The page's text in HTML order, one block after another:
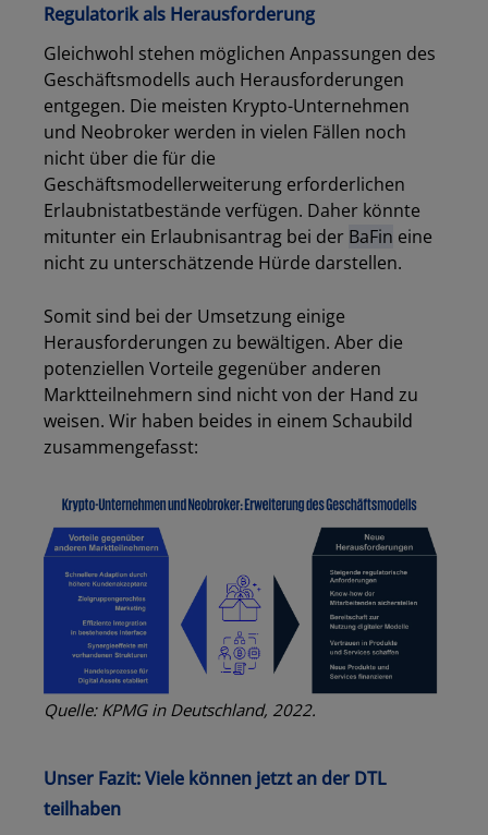
Regulatorik als Herausforderung
Gleichwohl stehen möglichen Anpassungen des
Geschäftsmodells auch Herausforderungen
entgegen. Die meisten Krypto-Unternehmen
und Neobroker werden in vielen Fällen noch
nicht über die für die
Geschäftsmodellerweiterung erforderlichen
Erlaubnistatbestände verfügen. Daher könnte
mitunter ein Erlaubnisantrag bei der BaFin eine
nicht zu unterschätzende Hürde darstellen.
Somit sind bei der Umsetzung einige
Herausforderungen zu bewältigen. Aber die
potenziellen Vorteile gegenüber anderen
Marktteilnehmern sind nicht von der Hand zu
weisen. Wir haben beides in einem Schaubild
zusammengefasst:
Quelle: KPMG in Deutschland, 2022.
Unser Fazit: Viele können jetzt an der DTL
teilhaben